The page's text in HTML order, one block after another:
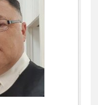
עו"ד
משפחה
עו"ד